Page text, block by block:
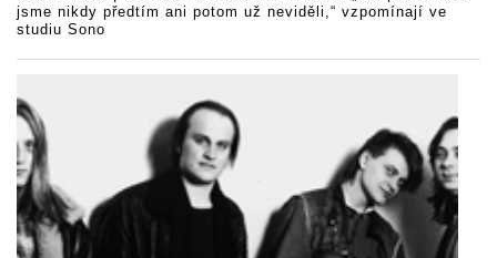
jsme nikdy předtím ani potom už neviděli,“ vzpomínají ve
studiu Sono